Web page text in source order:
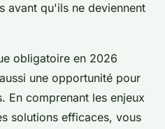
avant qu'ils ne deviennent
obligatoire en 2026
une opportunité pour
En comprenant les enjeux
solutions efficaces, vous